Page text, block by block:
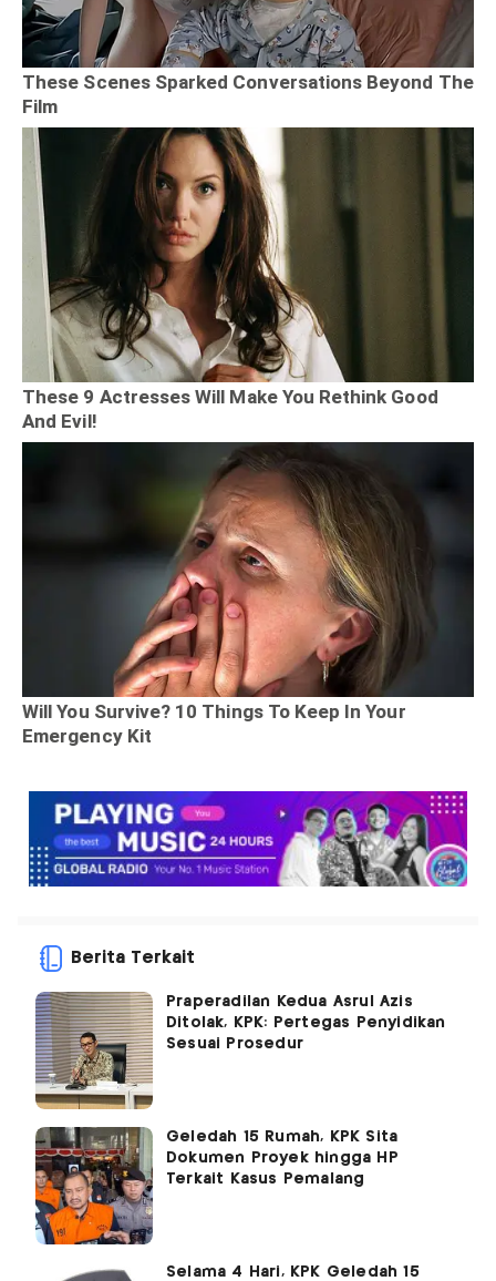
Berita Terkait
Praperadilan Kedua Asrul Azis
Ditolak, KPK: Pertegas Penyidikan
Sesuai Prosedur
Geledah 15 Rumah, KPK Sita
Dokumen Proyek hingga HP
Terkait Kasus Pemalang
Selama 4 Hari, KPK Geledah 15